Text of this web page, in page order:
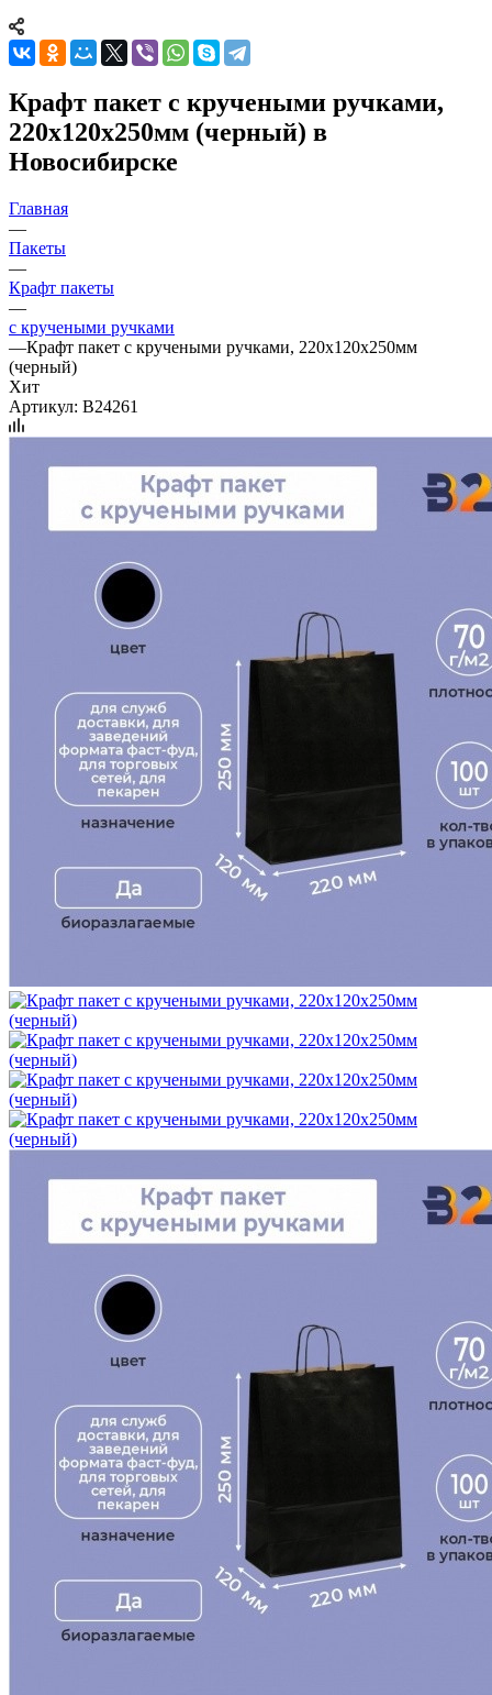
Крафт пакет с кручеными ручками,
220x120x250мм (черный) в
Новосибирске
Главная
—
Пакеты
—
Крафт пакеты
—
с кручеными ручками
—Крафт пакет с кручеными ручками, 220x120x250мм
(черный)
Хит
Артикул: B24261